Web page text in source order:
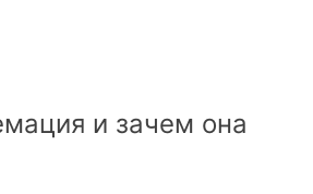
и зачем она